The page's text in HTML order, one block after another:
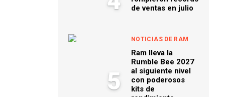
de ventas en julio
5
NOTICIAS DE RAM
Ram lleva la
Rumble Bee 2027
al siguiente nivel
con poderosos
kits de